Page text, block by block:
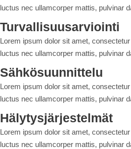
luctus nec ullamcorper mattis, pulvinar
Turvallisuusarviointi
Lorem ipsum dolor sit amet,
luctus nec ullamcorper mattis, pulvinar
Sähkösuunnittelu
Lorem ipsum dolor sit amet,
luctus nec ullamcorper mattis, pulvinar
Hälytysjärjestelmät
Lorem ipsum dolor sit amet,
luctus nec ullamcorper mattis, pulvinar